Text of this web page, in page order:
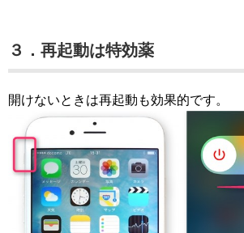
３．再起動は特効薬
開けないときは再起動も効果的です。